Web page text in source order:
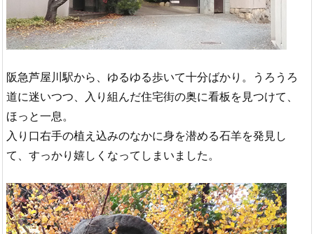
阪急芦屋川駅から、ゆるゆる歩いて十分ばかり。うろうろ
道に迷いつつ、入り組んだ住宅街の奥に看板を見つけて、
ほっと一息。
入り口右手の植え込みのなかに身を潜める石羊を発見し
て、すっかり嬉しくなってしまいました。